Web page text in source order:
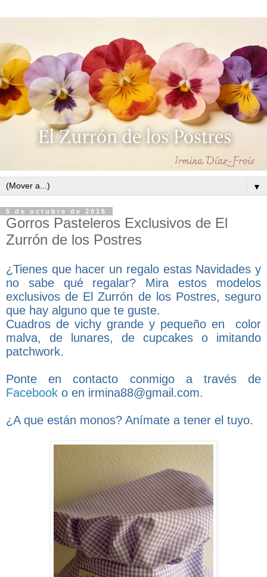
▼
5 de octubre de 2016
Gorros Pasteleros Exclusivos de El
Zurrón de los Postres
¿Tienes que hacer un regalo estas Navidades y
no sabe qué regalar? Mira estos modelos
exclusivos de El Zurrón de los Postres, seguro
que hay alguno que te guste.
Cuadros de vichy grande y pequeño en color
malva, de lunares, de cupcakes o imitando
patchwork.
Ponte en contacto conmigo a través de
Facebook o en irmina88@gmail.com.
¿A que están monos? Anímate a tener el tuyo.